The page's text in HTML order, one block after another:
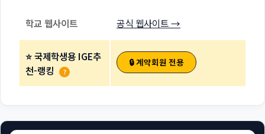
학교 웹사이트 공식 웹사이트 →
⭐ 국제학생용 IGE추
천-랭킹
?
🔒 계약회원 전용